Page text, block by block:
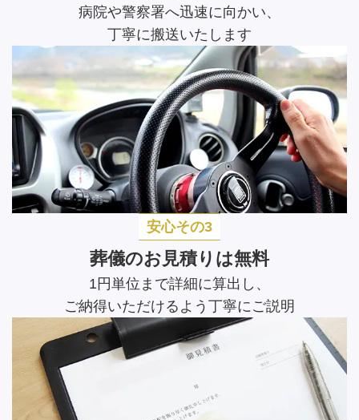
病院や警察署へ迅速に向かい、
丁寧に搬送いたします
安心その3
葬儀のお見積りは無料
1円単位まで詳細に算出し、
ご納得いただけるよう丁寧にご説明